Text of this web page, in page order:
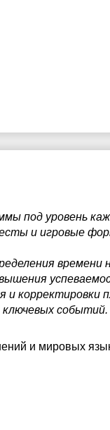
под уровень
и игровые
времени
корректировки
ключевых событий.
и мировых